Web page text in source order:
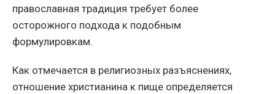
православная традиция требует более
осторожного подхода к подобным
формулировкам.
Как отмечается в религиозных разъяснениях,
отношение христианина к пище определяется